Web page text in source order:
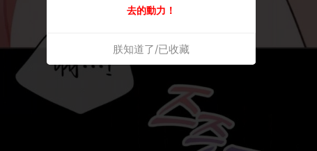
去的動力！
朕知道了/已收藏